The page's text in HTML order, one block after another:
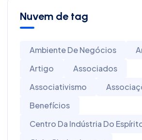
Nuvem de tag
Ambiente De Negócios
Artigo
Associados
Associativismo
Benefícios
Centro Da Indústria Do